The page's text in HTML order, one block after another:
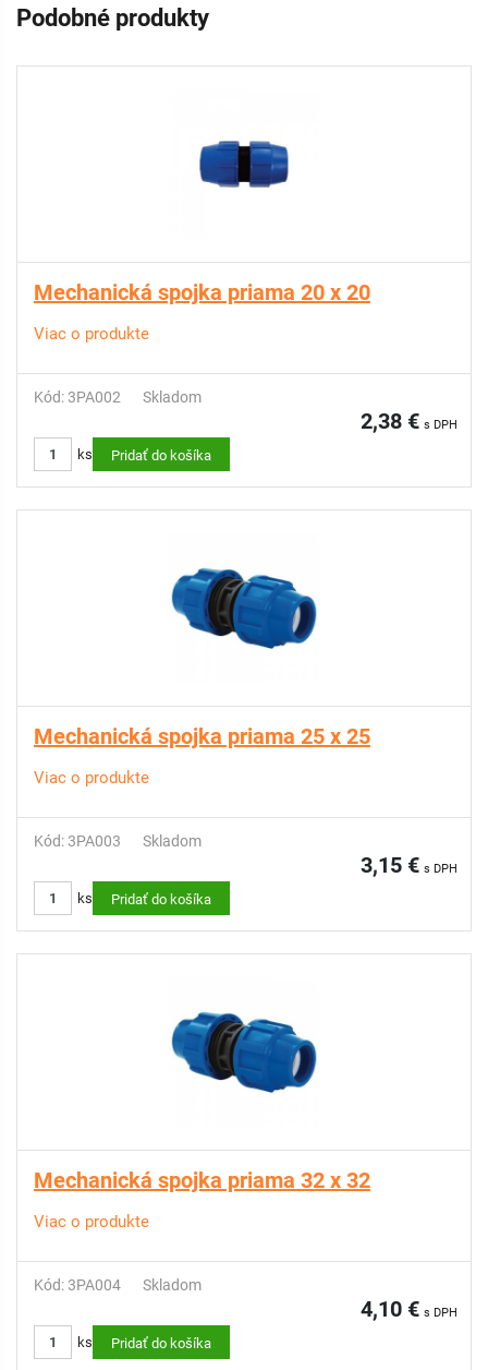
Podobné produkty
Mechanická spojka priama 20 x 20
Viac o produkte
Kód: 3PA002 Skladom
2,38 € s DPH
ks Pridať do košíka
Mechanická spojka priama 25 x 25
Viac o produkte
Kód: 3PA003 Skladom
3,15 € s DPH
ks Pridať do košíka
Mechanická spojka priama 32 x 32
Viac o produkte
Kód: 3PA004 Skladom
4,10 € s DPH
ks Pridať do košíka